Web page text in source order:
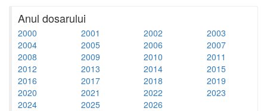
Anul dosarului
2000 2001 2002
2003
2004
2005 2006
2007
2008
2009 2010
2011
2012
2013 2014
2015
2016
2017 2018
2019
2020
2021 2022
2023
2024
2025 2026